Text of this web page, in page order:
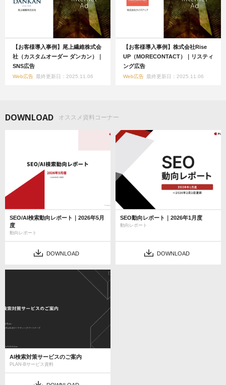
【お客様導入事例】尾上繊維株式会
社（カスタムオーダー ダンカン）｜
SNS広告
Web広告 最終更新日：2025.11.06
【お客様導入事例】株式会社Rise
UP（MORECONTACT）｜リスティ
ング広告
Web広告 最終更新日：2025.11.06
DOWNLOAD オススメ資料コーナー
SEO/AI検索動向レポート｜2026年5月
度
動向レポート
DOWNLOAD
SEO動向レポート｜2026年1月度
動向レポート
DOWNLOAD
AI検索対策サービスのご案内
PLAN-Bサービス資料